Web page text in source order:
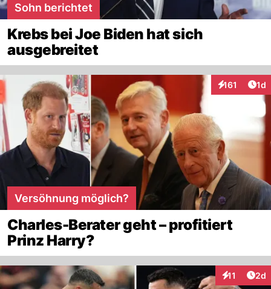
Sohn berichtet
Krebs bei Joe Biden hat sich
ausgebreitet
161
Interaktionen
1d
Versöhnung möglich?
Charles-Berater geht – profitiert
Prinz Harry?
11 2d